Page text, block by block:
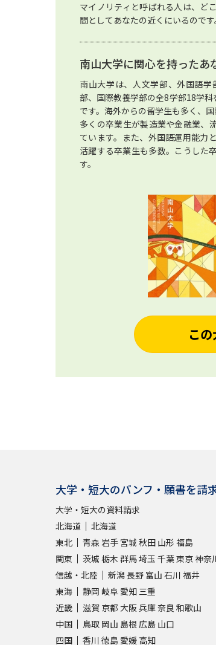
マイノリティと呼ばれる人は、ど
間としてあなたの近くにいるのです
南山大学に関心を持ったあ
南山大学は、人文学部、外国語
部、国際教養学部の全8学部18学
です。海外からの留学生も多く、国
多くの卒業生が製造業や金融業、
ています。また、外国語運用能力
活躍する卒業生も多数。こうした
す。
こ
大学・短大のパンフ・願書を請
大学・短大の資料請求
北海道
北海道
東北
青森 岩手 宮城 秋田 山形 福島
関東
茨城 栃木 群馬埼玉 千葉東京神奈
信越・北陸
新潟長野 富山 石川 福井
東海
静岡 岐阜 愛知 三重
近畿
滋賀 京都 大阪兵庫奈良 和歌山
中国
鳥取 岡山 島根 広島 山口
四国
香川 徳島 愛媛 高知